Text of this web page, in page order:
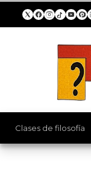
Clases de filosofía